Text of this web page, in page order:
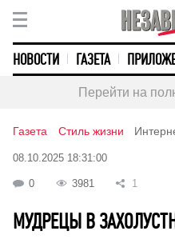
НОВОСТИ ГАЗЕТА
Перейти на
Газета Стиль жизни
08.10.2025 18:31:00
0 3981 1
МУДРЕЦЫ В